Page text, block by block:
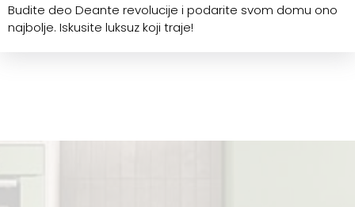
Budite deo Deante revolucije i podarite svom domu ono
najbolje. Iskusite luksuz koji traje!